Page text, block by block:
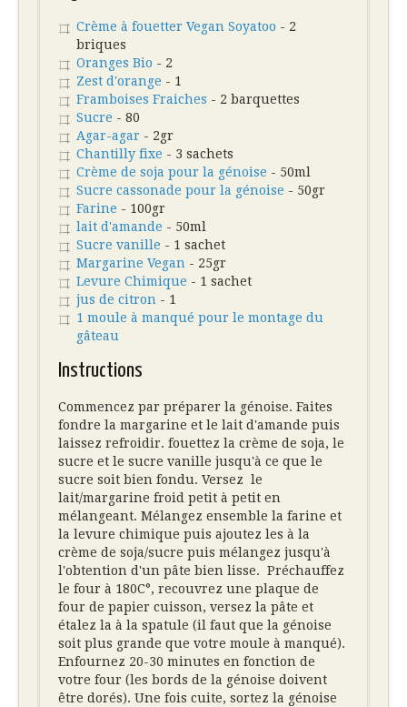
Crème à fouetter Vegan Soyatoo - 2
briques
Oranges Bio - 2
Zest d'orange - 1
Framboises Fraiches - 2 barquettes
Sucre - 80
Agar-agar - 2gr
Chantilly fixe - 3 sachets
Crème de soja pour la génoise - 50ml
Sucre cassonade pour la génoise - 50gr
Farine - 100gr
lait d'amande - 50ml
Sucre vanille - 1 sachet
Margarine Vegan - 25gr
Levure Chimique - 1 sachet
jus de citron - 1
1 moule à manqué pour le montage du
gâteau
Instructions
Commencez par préparer la génoise. Faites
fondre la margarine et le lait d'amande puis
laissez refroidir. fouettez la crème de soja, le
sucre et le sucre vanille jusqu'à ce que le
sucre soit bien fondu. Versez le
lait/margarine froid petit à petit en
mélangeant. Mélangez ensemble la farine et
la levure chimique puis ajoutez les à la
crème de soja/sucre puis mélangez jusqu'à
l'obtention d'un pâte bien lisse. Préchauffez
le four à 180C°, recouvrez une plaque de
four de papier cuisson, versez la pâte et
étalez la à la spatule (il faut que la génoise
soit plus grande que votre moule à manqué).
Enfournez 20-30 minutes en fonction de
votre four (les bords de la génoise doivent
être dorés). Une fois cuite, sortez la génoise